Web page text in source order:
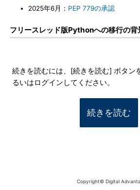
2025年6月： PEP 779の承認
フリースレッド版Pythonへの移行の背
続きを読むには、[続きを読む] ボタン
るいはログインしてください。
続きを読む
Copyright© Digital